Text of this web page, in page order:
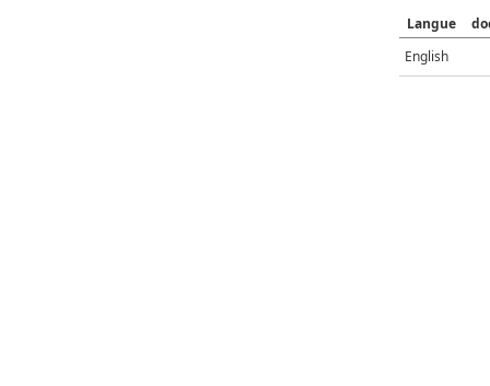
Langue
English